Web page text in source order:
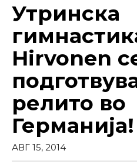
Утринска
Hirvonen
релито во
Германија!
АВГ 15, 2014